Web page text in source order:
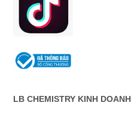
LB CHEMISTRY KINH DOANH